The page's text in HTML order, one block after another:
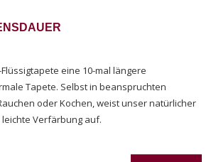
Flüssigtapete eine 10-mal längere
Tapete. Selbst in beanspruchten
oder Kochen, weist unser natürlicher
Verfärbung auf.